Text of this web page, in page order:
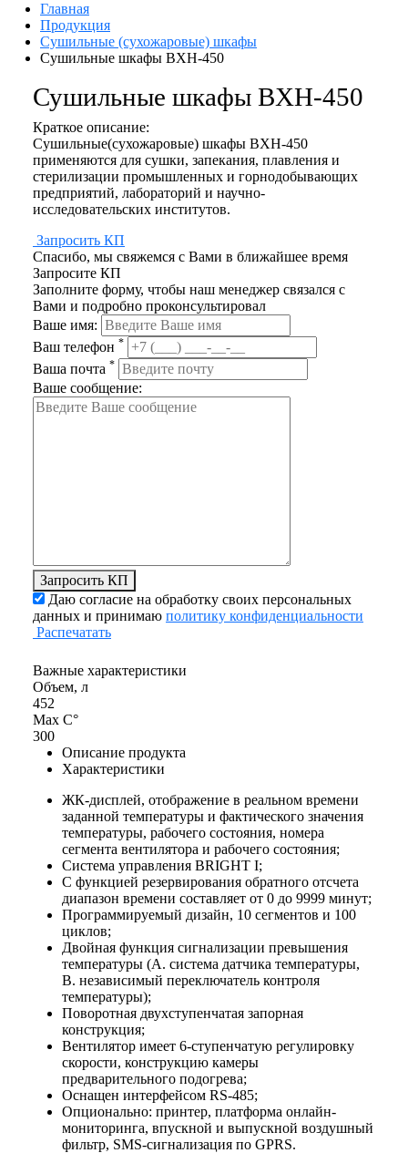
Главная
Продукция
Сушильные (сухожаровые) шкафы
Сушильные шкафы BXH-450
Сушильные шкафы BXH-450
Краткое описание:
Сушильные(сухожаровые) шкафы BXH-450
применяются для сушки, запекания, плавления и
стерилизации промышленных и горнодобывающих
предприятий, лабораторий и научно-
исследовательских институтов.
Запросить КП
Спасибо, мы свяжемся с Вами в ближайшее время
Запросите КП
Заполните форму, чтобы наш менеджер связался с
Вами и подробно проконсультировал
Ваше имя:
Ваш телефон *
Ваша почта *
Ваше сообщение:
Запросить КП
Даю согласие на обработку своих персональных
данных и принимаю политику конфиденциальности
Распечатать
Важные характеристики
Объем, л
452
Max С°
300
Описание продукта
Характеристики
ЖК-дисплей, отображение в реальном времени
заданной температуры и фактического значения
температуры, рабочего состояния, номера
сегмента вентилятора и рабочего состояния;
Система управления BRIGHT I;
С функцией резервирования обратного отсчета
диапазон времени составляет от 0 до 9999 минут;
Программируемый дизайн, 10 сегментов и 100
циклов;
Двойная функция сигнализации превышения
температуры (A. система датчика температуры,
B. независимый переключатель контроля
температуры);
Поворотная двухступенчатая запорная
конструкция;
Вентилятор имеет 6-ступенчатую регулировку
скорости, конструкцию камеры
предварительного подогрева;
Оснащен интерфейсом RS-485;
Опционально: принтер, платформа онлайн-
мониторинга, впускной и выпускной воздушный
фильтр, SMS-сигнализация по GPRS.